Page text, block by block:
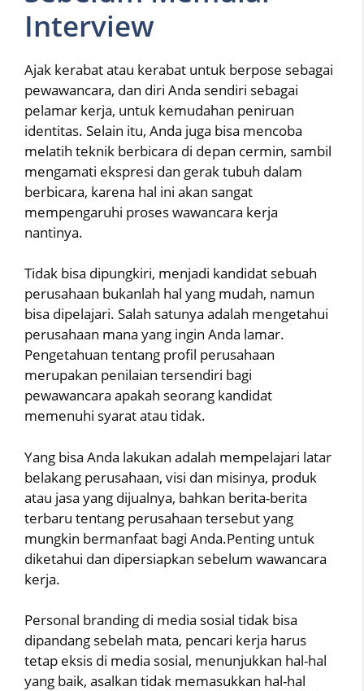
Interview
Ajak kerabat atau kerabat untuk berpose sebagai
pewawancara, dan diri Anda sendiri sebagai
pelamar kerja, untuk kemudahan peniruan
identitas. Selain itu, Anda juga bisa mencoba
melatih teknik berbicara di depan cermin, sambil
mengamati ekspresi dan gerak tubuh dalam
berbicara, karena hal ini akan sangat
mempengaruhi proses wawancara kerja
nantinya.
Tidak bisa dipungkiri, menjadi kandidat sebuah
perusahaan bukanlah hal yang mudah, namun
bisa dipelajari. Salah satunya adalah mengetahui
perusahaan mana yang ingin Anda lamar.
Pengetahuan tentang profil perusahaan
merupakan penilaian tersendiri bagi
pewawancara apakah seorang kandidat
memenuhi syarat atau tidak.
Yang bisa Anda lakukan adalah mempelajari latar
belakang perusahaan, visi dan misinya, produk
atau jasa yang dijualnya, bahkan berita-berita
terbaru tentang perusahaan tersebut yang
mungkin bermanfaat bagi Anda.Penting untuk
diketahui dan dipersiapkan sebelum wawancara
kerja.
Personal branding di media sosial tidak bisa
dipandang sebelah mata, pencari kerja harus
tetap eksis di media sosial, menunjukkan hal-hal
yang baik, asalkan tidak memasukkan hal-hal